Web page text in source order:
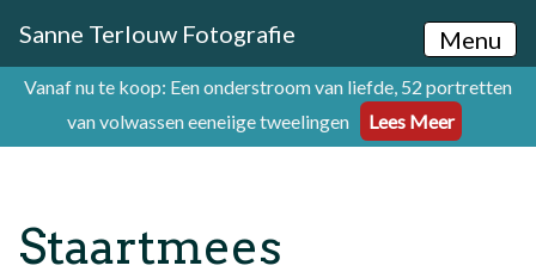
Sanne Terlouw Fotografie Menu
Vanaf nu te koop: Een onderstroom van liefde, 52 portretten
van volwassen eeneiige tweelingen
Lees Meer
Staartmees